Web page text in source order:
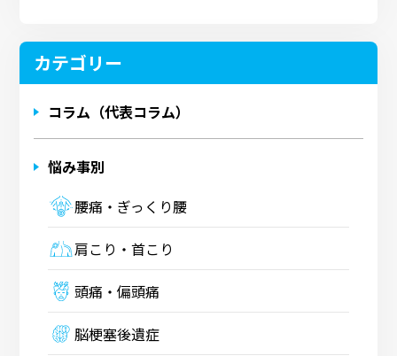
カテゴリー
コラム（代表コラム）
悩み事別
腰痛・ぎっくり腰
肩こり・首こり
頭痛・偏頭痛
脳梗塞後遺症